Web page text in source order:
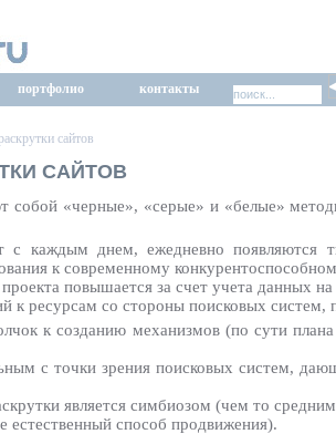
портфолио контакты
сайтов
САЙТОВ
собой «черные», «серые» и «белые»
с каждым днем, ежедневно появляются
к современному
повышается за счет учета данных
к ресурсам со стороны поисковых
к созданию механизмов (по сути
с точки зрения поисковых систем,
является симбиозом (чем то
естественный способ продвижения).